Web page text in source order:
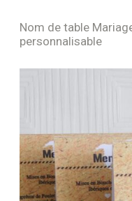
Nom de table
personnalisable